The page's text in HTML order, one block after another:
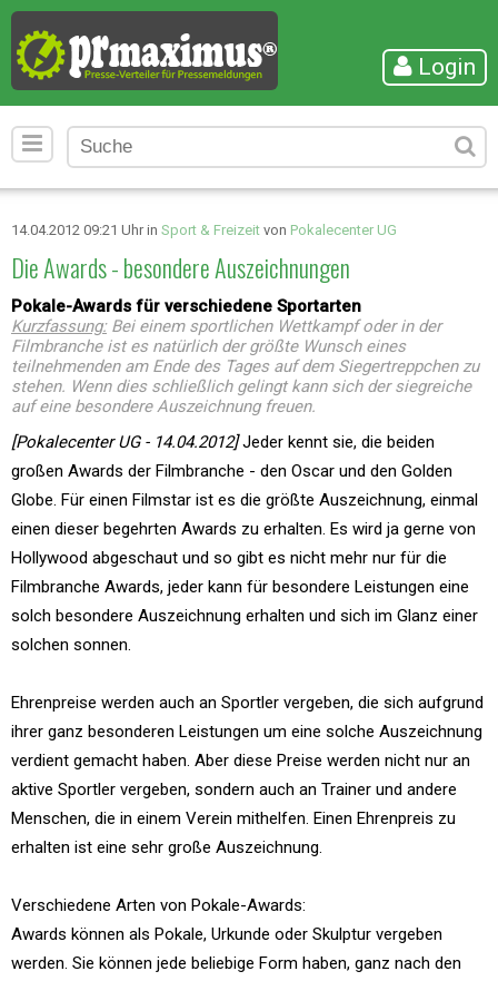
Login
14.04.2012 09:21 Uhr in Sport & Freizeit von Pokalecenter UG
Die Awards - besondere Auszeichnungen
Pokale-Awards für verschiedene Sportarten
Kurzfassung:Bei einem sportlichen Wettkampf oder in der
Filmbranche ist es natürlich der größte Wunsch eines
teilnehmenden am Ende des Tages auf dem Siegertreppchen zu
stehen. Wenn dies schließlich gelingt kann sich der siegreiche
auf eine besondere Auszeichnung freuen.
[Pokalecenter UG - 14.04.2012]Jeder kennt sie, die beiden
großen Awards der Filmbranche - den Oscar und den Golden
Globe. Für einen Filmstar ist es die größte Auszeichnung, einmal
einen dieser begehrten Awards zu erhalten. Es wird ja gerne von
Hollywood abgeschaut und so gibt es nicht mehr nur für die
Filmbranche Awards, jeder kann für besondere Leistungen eine
solch besondere Auszeichnung erhalten und sich im Glanz einer
solchen sonnen.
Ehrenpreise werden auch an Sportler vergeben, die sich aufgrund
ihrer ganz besonderen Leistungen um eine solche Auszeichnung
verdient gemacht haben. Aber diese Preise werden nicht nur an
aktive Sportler vergeben, sondern auch an Trainer und andere
Menschen, die in einem Verein mithelfen. Einen Ehrenpreis zu
erhalten ist eine sehr große Auszeichnung.
Verschiedene Arten von Pokale-Awards:
Awards können als Pokale, Urkunde oder Skulptur vergeben
werden. Sie können jede beliebige Form haben, ganz nach den